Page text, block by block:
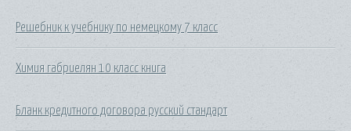
Решебник к учебнику по немецкому 7 класс
Химия габриелян 10 класс книга
Бланк кредитного договора русский стандарт